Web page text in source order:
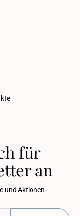
für
an
und Aktionen